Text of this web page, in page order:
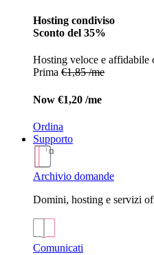
Hosting condiviso
Sconto del 35%
Hosting veloce e affidabile
Prima €1,85 /me
Now €1,20 /me
Ordina
Supporto
Archivio domande
Domini, hosting e servizi
Comunicati